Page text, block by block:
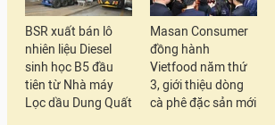
BSR xuất bán lô
nhiên liệu Diesel
sinh học B5 đầu
tiên từ Nhà máy
Lọc dầu Dung Quất
Masan Consumer
đồng hành
Vietfood năm thứ
3, giới thiệu dòng
cà phê đặc sản mới